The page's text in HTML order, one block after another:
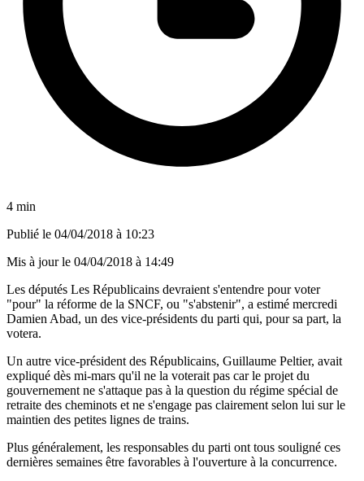
4 min
Publié le 04/04/2018 à 10:23
Mis à jour le 04/04/2018 à 14:49
Les députés Les Républicains devraient s'entendre pour voter
"pour" la réforme de la SNCF, ou "s'abstenir", a estimé mercredi
Damien Abad, un des vice-présidents du parti qui, pour sa part, la
votera.
Un autre vice-président des Républicains, Guillaume Peltier, avait
expliqué dès mi-mars qu'il ne la voterait pas car le projet du
gouvernement ne s'attaque pas à la question du régime spécial de
retraite des cheminots et ne s'engage pas clairement selon lui sur le
maintien des petites lignes de trains.
Plus généralement, les responsables du parti ont tous souligné ces
dernières semaines être favorables à l'ouverture à la concurrence.